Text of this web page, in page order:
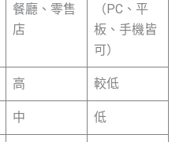
餐廳、零售
店
（PC、平
板、手機皆
可）
高 較低
中 低